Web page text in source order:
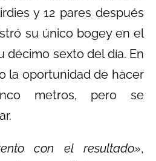
y 12 pares después
su único bogey en el
décimo sexto del día. En
la oportunidad de hacer
metros, pero se
con el resultado»,